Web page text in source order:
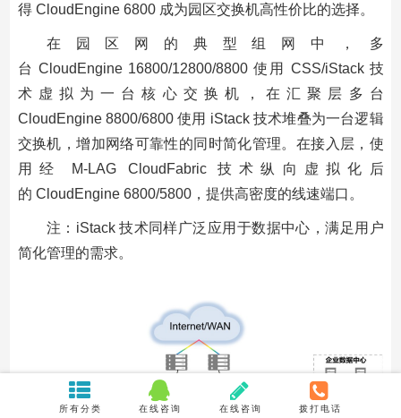
得 CloudEngine 6800 成为园区交换机高性价比的选择。
在园区网的典型组网中，多
台 CloudEngine 16800/12800/8800 使用 CSS/iStack 技
术虚拟为一台核心交换机，在汇聚层多台
CloudEngine 8800/6800 使用 iStack 技术堆叠为一台逻辑
交换机，增加网络可靠性的同时简化管理。在接入层，使
用经 M-LAG CloudFabric 技术纵向虚拟化后
的 CloudEngine 6800/5800，提供高密度的线速端口。
注：iStack 技术同样广泛应用于数据中心，满足用户
简化管理的需求。
所有分类 在线咨询 在线咨询 拨打电话